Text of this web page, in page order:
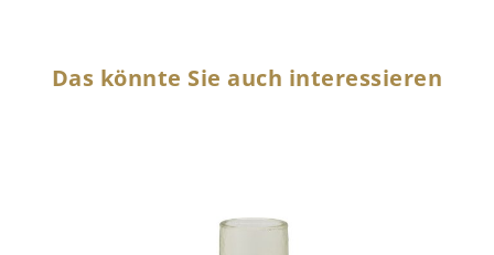
Das könnte Sie auch interessieren